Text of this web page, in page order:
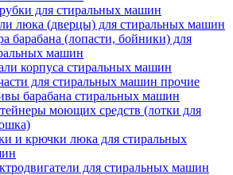
для стиральных машин
люка (дверцы) для стиральных машин
барабана (лопасти, бойники) для
машин
корпуса стиральных машин
для стиральных машин прочие
барабана стиральных машин
моющих средств (лотки для
и крючки люка для стиральных
для стиральных машин